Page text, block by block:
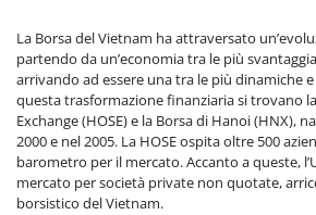
La Borsa del Vietnam ha attraversato
partendo da un’economia tra le più
arrivando ad essere una tra le più dinamiche
questa trasformazione finanziaria si trovano
Exchange (HOSE) e la Borsa di Hanoi (HNX),
2000 e nel 2005. La HOSE ospita oltre 500
barometro per il mercato. Accanto a queste,
mercato per società private non quotate,
borsistico del Vietnam.